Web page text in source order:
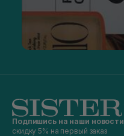
Подпишись на наши новости
скидку 5% на первый заказ